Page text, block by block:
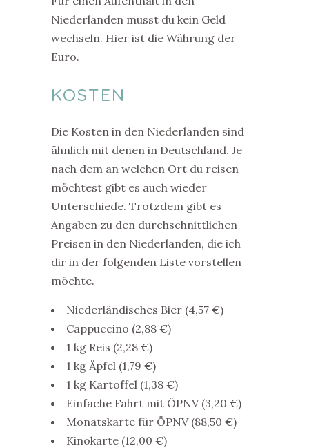
Niederlanden musst du kein Geld
wechseln. Hier ist die Währung der
Euro.
KOSTEN
Die Kosten in den Niederlanden sind
ähnlich mit denen in Deutschland. Je
nach dem an welchen Ort du reisen
möchtest gibt es auch wieder
Unterschiede. Trotzdem gibt es
Angaben zu den durchschnittlichen
Preisen in den Niederlanden, die ich
dir in der folgenden Liste vorstellen
möchte.
Niederländisches Bier (4,57 €)
Cappuccino (2,88 €)
1 kg Reis (2,28 €)
1 kg Äpfel (1,79 €)
1 kg Kartoffel (1,38 €)
Einfache Fahrt mit ÖPNV (3,20 €)
Monatskarte für ÖPNV (88,50 €)
Kinokarte (12,00 €)